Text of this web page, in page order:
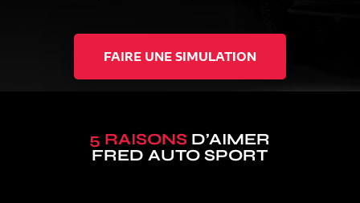
FAIRE UNE SIMULATION
5 RAISONS D’AIMER
FRED AUTO SPORT